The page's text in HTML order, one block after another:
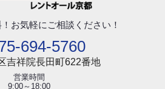
お気軽にご相談ください！
694-5760
吉祥院長田町622番地
営業時間
9:00～18:00